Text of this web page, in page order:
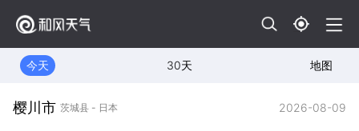
今天 30天 地图
樱川市 茨城县 - 日本 2026-08-09